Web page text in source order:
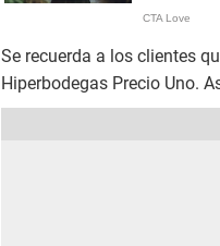
Se recuerda a los clientes
Hiperbodegas Precio Uno.